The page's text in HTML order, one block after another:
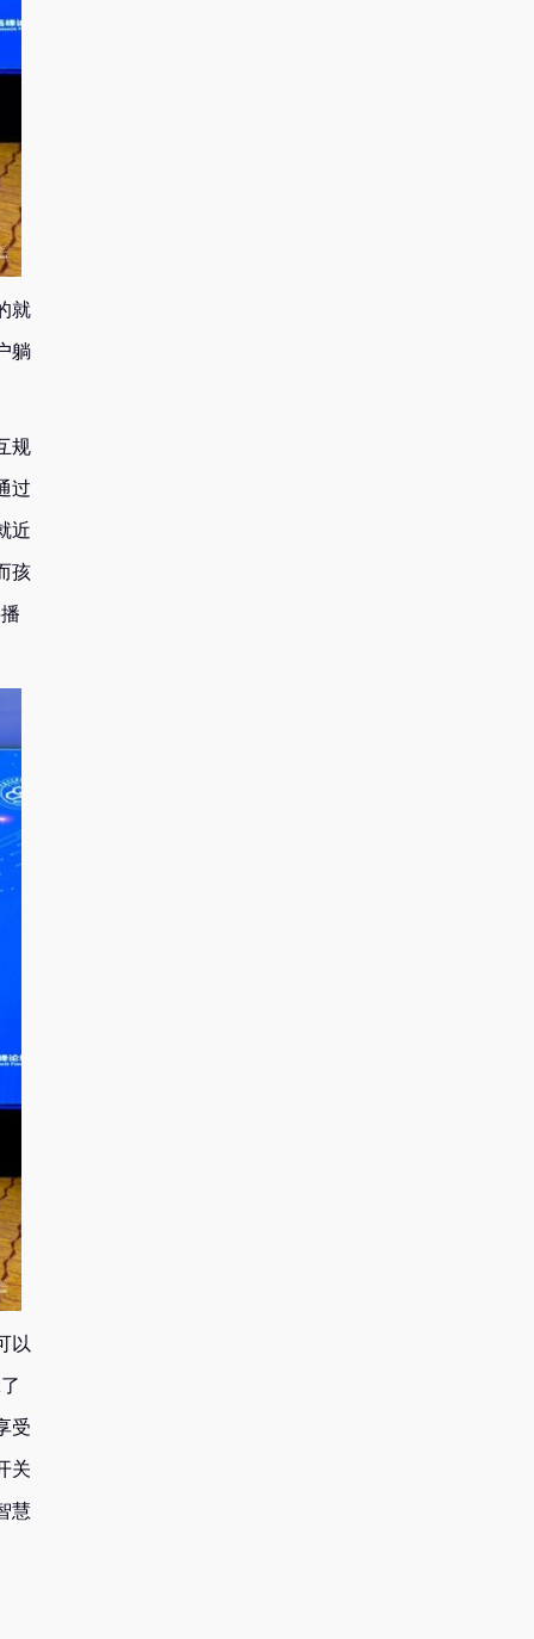
就
躺
规
过
近
孩
以
受
关
慧